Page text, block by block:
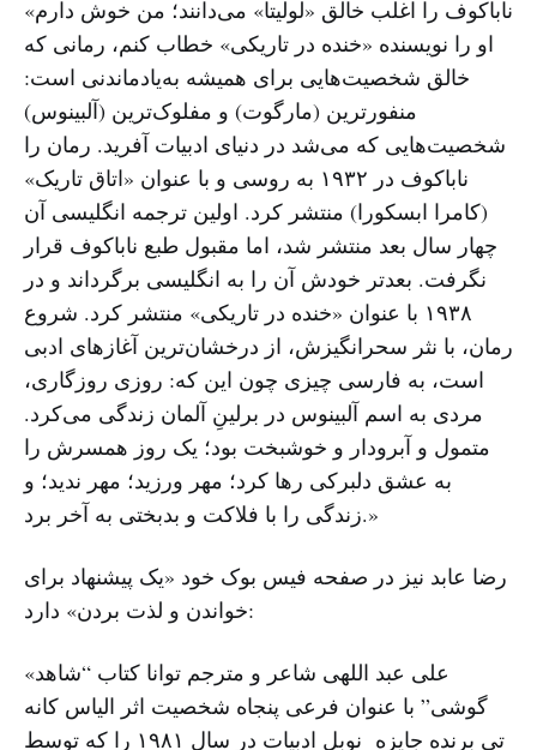
«ناباکوف را اغلب خالق «لولیتا» می‌دانند؛ من خوش دارم
او را نویسنده «خنده در تاریکی» خطاب کنم، رمانی که
خالق شخصیت‌هایی برای همیشه به‌یادماندنی است:
منفورترین (مارگوت) و مفلوک‌ترین (آلبینوس)
شخصیت‌هایی که می‌شد در دنیای ادبیات آفرید. رمان را
ناباکوف در ۱۹۳۲ به روسی و با عنوان «اتاق تاریک»
(کامرا ابسکورا) منتشر کرد. اولین ترجمه انگلیسی آن
چهار سال بعد منتشر شد، اما مقبول طبع ناباکوف قرار
نگرفت. بعدتر خودش آن را به انگلیسی برگرداند و در
۱۹۳۸ با عنوان «خنده در تاریکی» منتشر کرد. شروع
رمان، با نثر سحرانگیزش، از درخشان‌ترین آغازهای ادبی
است، به فارسی چیزی چون این که: روزی روزگاری،
مردی به اسم آلبینوس در برلینِ آلمان زندگی می‌کرد.
متمول و آبرودار و خوشبخت بود؛ یک روز همسرش را
به عشق دلبرکی رها کرد؛ مهر ورزید؛ مهر ندید؛ و
زندگی را با فلاکت و بدبختی به آخر برد.»
رضا عابد نیز در صفحه فیس بوک خود «یک پیشنهاد برای
خواندن و لذت بردن» دارد:
«علی عبد اللهی شاعر و مترجم توانا کتاب “شاهد
گوشی” با عنوان فرعی پنجاه شخصیت اثر الیاس کانه
تی برنده جایزه نوبل ادبیات در سال ۱۹۸۱ را که توسط